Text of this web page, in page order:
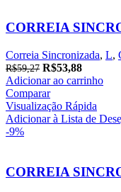
CORREIA
Correia Sincronizada, L,
R$59,27 O
preço
original
era:
R$59,27.
R$53,88O
preço
é:
Adicionar ao carrinho
Comparar
Visualização Rápida
Adicionar à Lista de
-9%
CORREIA